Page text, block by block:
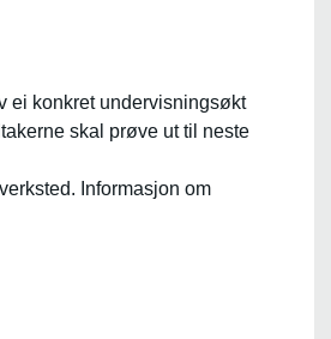
ei konkret undervisningsøkt
skal prøve ut til neste
Informasjon om